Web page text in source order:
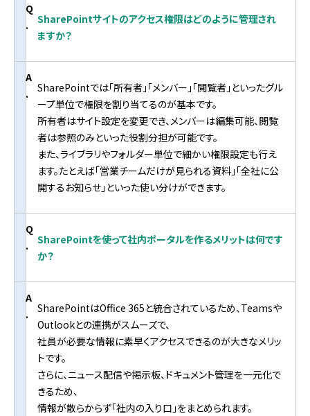
Q
.
SharePointサイトのアクセス権限はどのように管理され
ますか？
A
.
SharePointでは「所有者」「メンバー」「閲覧者」といったグル
ープ単位で権限を割り当てるのが基本です。
所有者はサイト設定を変更でき、メンバーは編集可能、閲覧
者は参照のみといった役割分担が可能です。
また、ライブラリやフォルダー単位で細かい権限設定も行え
ます。たとえば「営業チームだけが見られる資料」「全社に公
開するお知らせ」といった使い分けができます。
Q
.
SharePointを使って社内ポータルを作るメリットは何です
か？
A
.
SharePointはOffice 365と統合されているため、Teamsや
Outlookとの連携がスムーズで、
社員が必要な情報に素早くアクセスできるのが大きなメリッ
トです。
さらに、ニュース配信や掲示板、ドキュメント管理を一元化で
きるため、
情報が散らからず「社内の入り口」をまとめられます。